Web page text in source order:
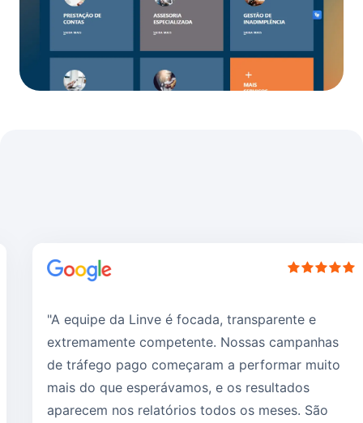
"A equipe da Linve é focada, transparente e
extremamente competente. Nossas campanhas
de tráfego pago começaram a performar muito
mais do que esperávamos, e os resultados
aparecem nos relatórios todos os meses. São